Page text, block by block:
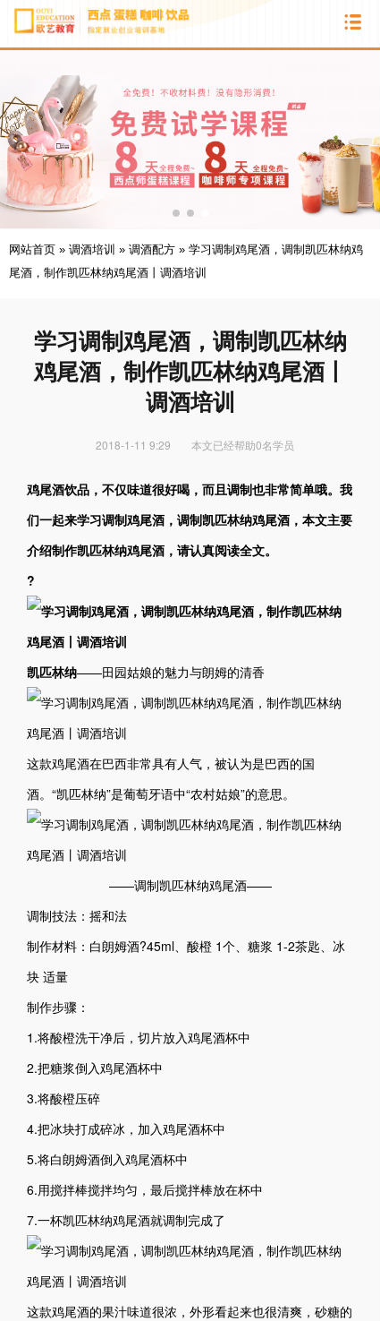
网站首页 » 调酒培训 » 调酒配方 » 学习调制鸡尾酒，调制凯匹林纳鸡
尾酒，制作凯匹林纳鸡尾酒丨调酒培训
学习调制鸡尾酒，调制凯匹林纳
鸡尾酒，制作凯匹林纳鸡尾酒丨
调酒培训
2018-1-11 9:29 本文已经帮助0名学员
鸡尾酒饮品，不仅味道很好喝，而且调制也非常简单哦。我
们一起来学习调制鸡尾酒，调制凯匹林纳鸡尾酒，本文主要
介绍制作凯匹林纳鸡尾酒，请认真阅读全文。
?
凯匹林纳——田园姑娘的魅力与朗姆的清香
这款鸡尾酒在巴西非常具有人气，被认为是巴西的国
酒。“凯匹林纳”是葡萄牙语中“农村姑娘”的意思。
——调制凯匹林纳鸡尾酒——
调制技法：摇和法
制作材料：白朗姆酒?45ml、酸橙 1个、糖浆 1-2茶匙、冰
块 适量
制作步骤：
1.将酸橙洗干净后，切片放入鸡尾酒杯中
2.把糖浆倒入鸡尾酒杯中
3.将酸橙压碎
4.把冰块打成碎冰，加入鸡尾酒杯中
5.将白朗姆酒倒入鸡尾酒杯中
6.用搅拌棒搅拌均匀，最后搅拌棒放在杯中
7.一杯凯匹林纳鸡尾酒就调制完成了
这款鸡尾酒的果汁味道很浓，外形看起来也很清爽，砂糖的